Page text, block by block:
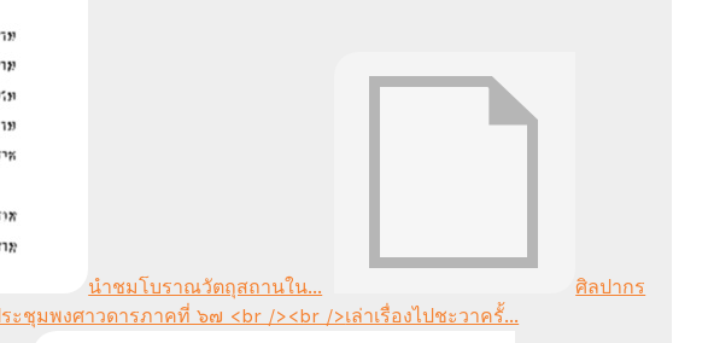
นำชมโบราณวัตถุสถานใน...
ศิลปากร
เล่าเรื่องไปชะวาครั้...